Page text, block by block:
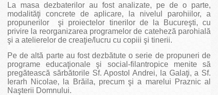
La masa dezbaterilor au fost analizate, pe de o parte,
modalităţi concrete de aplicare, la nivelul parohiilor, a
propunerilor şi proiectelor tinerilor de la Bucureşti, cu
privire la reorganizarea programelor de cateheză parohială
şi a atelierelor de creaţie/lucru cu copiii şi tinerii.
Pe de altă parte au fost dezbătute o serie de propuneri de
programe educaţionale şi social-filantropice menite să
pregătească sărbătorile Sf. Apostol Andrei, la Galaţi, a Sf.
Ierarh Nicolae, la Brăila, precum şi a marelui Praznic al
Naşterii Domnului.